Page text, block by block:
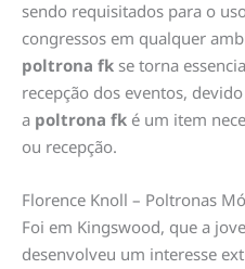
sendo requisitados para o
congressos em qualquer
poltrona fk se torna
recepção dos eventos,
a poltrona fk é um item
ou recepção.
Florence Knoll – Poltronas
Foi em Kingswood, que a
desenvolveu um interesse